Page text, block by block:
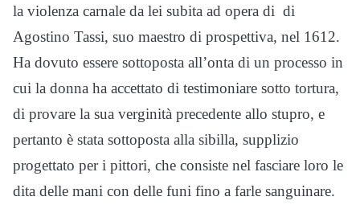
la violenza carnale da lei subita ad opera di di
Agostino Tassi, suo maestro di prospettiva, nel 1612.
Ha dovuto essere sottoposta all’onta di un processo in
cui la donna ha accettato di testimoniare sotto tortura,
di provare la sua verginità precedente allo stupro, e
pertanto è stata sottoposta alla sibilla, supplizio
progettato per i pittori, che consiste nel fasciare loro le
dita delle mani con delle funi fino a farle sanguinare.